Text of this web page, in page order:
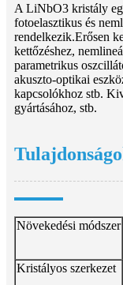
A LiNbO3 kristály
fotoelasztikus és
rendelkezik.Erősen
kettőzéshez,
parametrikus
akuszto-optikai
kapcsolókhoz stb.
gyártásához, stb.
Növekedési módszer
Kristályos szerkezet